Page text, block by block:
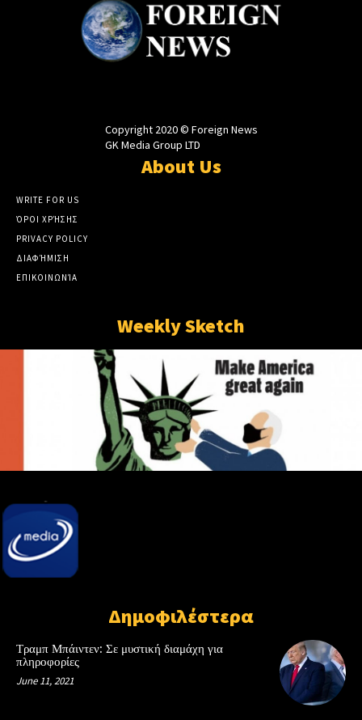
Copyright 2020 © Foreign News
GK Media Group LTD
About Us
WRITE FOR US
ΌΡΟΙ ΧΡΉΣΗΣ
PRIVACY POLICY
ΔΙΑΦΉΜΙΣΗ
ΕΠΙΚΟΙΝΩΝΊΑ
Weekly Sketch
Δημοφιλέστερα
Τραμπ Μπάιντεν: Σε μυστική διαμάχη για
πληροφορίες
June 11, 2021